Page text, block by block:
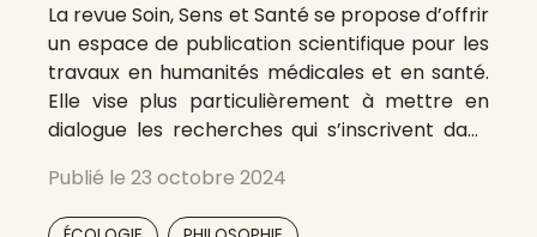
La revue Soin, Sens et Santé se propose d’offrir
un espace de publication scientifique pour les
travaux en humanités médicales et en santé.
Elle vise plus particulièrement à mettre en
dialogue les recherches qui s’inscrivent dans
tout à la fois floues, contestées et mouvantes
mais dont le dynamisme
Publié le 23 octobre 2024